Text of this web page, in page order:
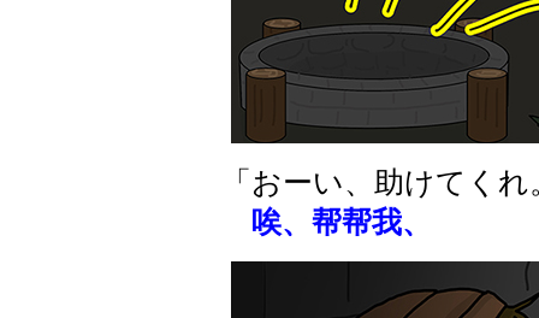
「おーい、助けてくれ
唉、帮帮我、